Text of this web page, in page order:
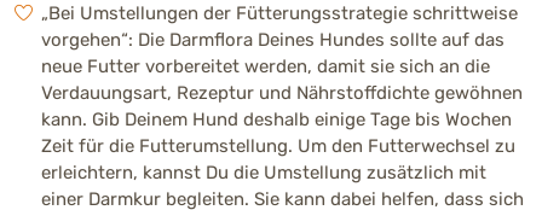
„Bei Umstellungen der Fütterungsstrategie schrittweise
vorgehen“: Die Darmflora Deines Hundes sollte auf das
neue Futter vorbereitet werden, damit sie sich an die
Verdauungsart, Rezeptur und Nährstoffdichte gewöhnen
kann. Gib Deinem Hund deshalb einige Tage bis Wochen
Zeit für die Futterumstellung. Um den Futterwechsel zu
erleichtern, kannst Du die Umstellung zusätzlich mit
einer Darmkur begleiten. Sie kann dabei helfen, dass sich